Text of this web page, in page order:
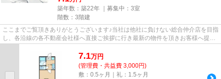
築年数：築22年 ｜募集中： 3室
階数：3階建
ここまでご覧頂きありがとうございます♪当社は他社に負けない総合仲介店を目指
し、各沿線の各不動産会社様へ直接ご挨拶に行き最新の物件を頂きお客様へ提供
7.1万円
(管理費・共益費 3,000円)
敷：0.5ヶ月｜礼：1.5ヶ月